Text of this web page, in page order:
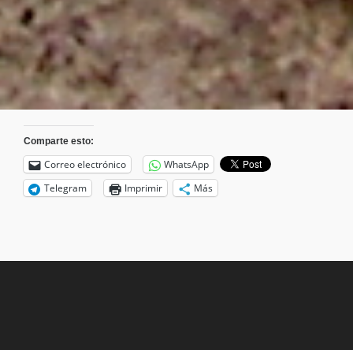
Comparte esto:
Correo electrónico
WhatsApp
Telegram
Imprimir Más